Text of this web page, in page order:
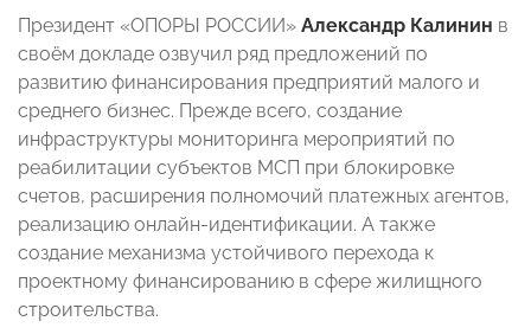
Президент «ОПОРЫ РОССИИ» Александр Калинин в
своём докладе озвучил ряд предложений по
развитию финансирования предприятий малого и
среднего бизнес. Прежде всего, создание
инфраструктуры мониторинга мероприятий по
реабилитации субъектов МСП при блокировке
счетов, расширения полномочий платежных агентов,
реализацию онлайн-идентификации. А также
создание механизма устойчивого перехода к
проектному финансированию в сфере жилищного
строительства.